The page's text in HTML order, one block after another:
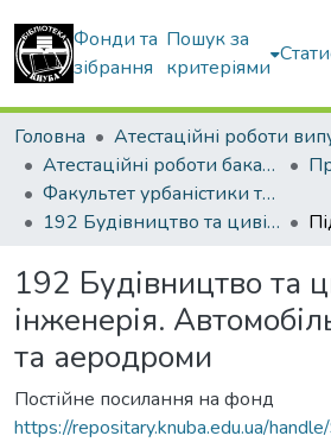
Фонди та
зібрання
Пошук за
критеріями
Головна
Атестаційні роботи бакалаврів
Факультет урбаністики та просторового планування
192 Будівництво та цивільна інженерія. Автомобільні дороги та аеродроми
192 Будівництво та
інженерія.
та аеродроми
Постійне посилання на фонд
https://repositary.knuba.edu.ua/